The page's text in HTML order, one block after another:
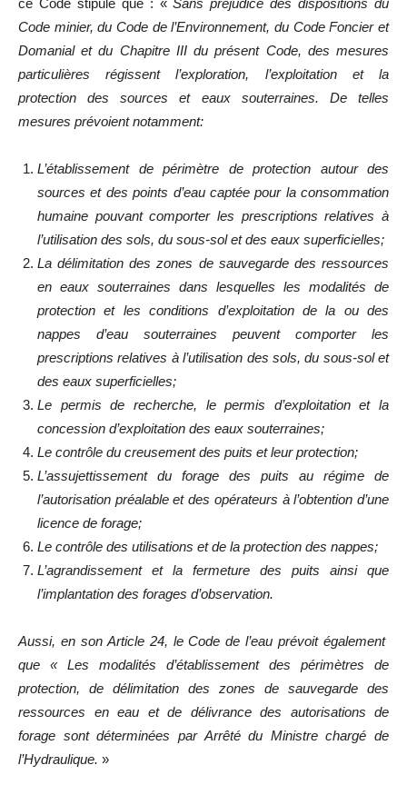
ce Code stipule que : «Sans préjudice des dispositions du
Code minier, du Code de l’Environnement, du Code Foncier et
Domanial et du Chapitre III du présent Code, des mesures
particulières régissent l’exploration, l’exploitation et la
protection des sources et eaux souterraines. De telles
mesures prévoient notamment:
L’établissement de périmètre de protection autour des
sources et des points d’eau captée pour la consommation
humaine pouvant comporter les prescriptions relatives à
l’utilisation des sols, du sous-sol et des eaux superficielles;
La délimitation des zones de sauvegarde des ressources
en eaux souterraines dans lesquelles les modalités de
protection et les conditions d’exploitation de la ou des
nappes d’eau souterraines peuvent comporter les
prescriptions relatives à l’utilisation des sols, du sous-sol et
des eaux superficielles;
Le permis de recherche, le permis d’exploitation et la
concession d’exploitation des eaux souterraines;
Le contrôle du creusement des puits et leur protection;
L’assujettissement du forage des puits au régime de
l’autorisation préalable et des opérateurs à l’obtention d’une
licence de forage;
Le contrôle des utilisations et de la protection des nappes;
L’agrandissement et la fermeture des puits ainsi que
l’implantation des forages d’observation.
Aussi, en son Article 24, le Code de l’eau prévoit également
que « Les modalités d’établissement des périmètres de
protection, de délimitation des zones de sauvegarde des
ressources en eau et de délivrance des autorisations de
forage sont déterminées par Arrêté du Ministre chargé de
l’Hydraulique. »